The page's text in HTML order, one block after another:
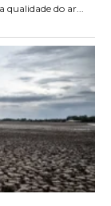
do ar...